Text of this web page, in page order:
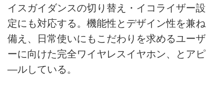
イスガイダンスの切り替え・イコライザー設
定にも対応する。機能性とデザイン性を兼ね
備え、日常使いにもこだわりを求めるユーザ
ーに向けた完全ワイヤレスイヤホン、とアピ
―ルしている。